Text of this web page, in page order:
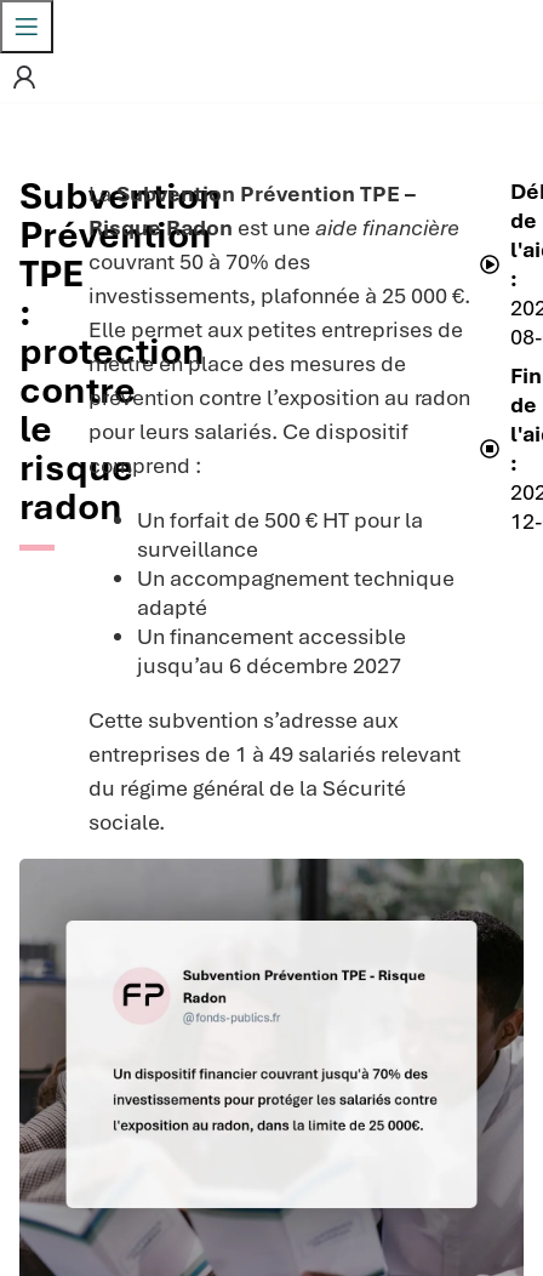
Subvention
Prévention
TPE
:
protection
contre
le
risque
radon
LaSubvention Prévention TPE –
Risque Radon est uneaide financière
couvrant 50 à 70% des
investissements, plafonnée à 25 000 €.
Elle permet aux petites entreprises de
mettre en place des mesures de
prévention contre l’exposition au radon
pour leurs salariés. Ce dispositif
comprend :
Un forfait de 500 € HT pour la
surveillance
Un accompagnement technique
adapté
Un financement accessible
jusqu’au 6 décembre 2027
Cette subvention s’adresse aux
entreprises de 1 à 49 salariés relevant
du régime général de la Sécurité
sociale.
de
:
Fin
de
: